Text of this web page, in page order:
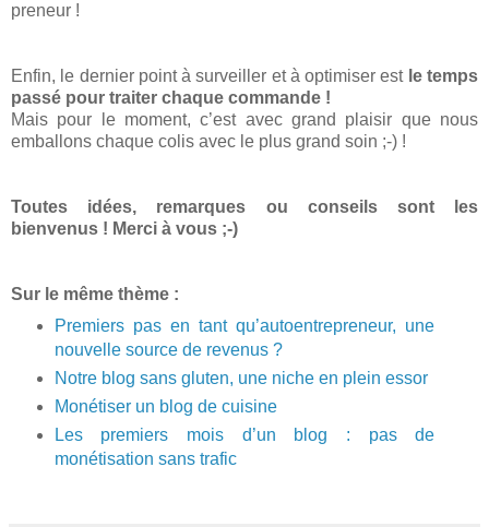
preneur !
Enfin, le dernier point à surveiller et à optimiser est le temps
passé pour traiter chaque commande !
Mais pour le moment, c’est avec grand plaisir que nous
emballons chaque colis avec le plus grand soin ;-) !
Toutes idées, remarques ou conseils sont les
bienvenus ! Merci à vous ;-)
Sur le même thème :
Premiers pas en tant qu’autoentrepreneur, une
nouvelle source de revenus ?
Notre blog sans gluten, une niche en plein essor
Monétiser un blog de cuisine
Les premiers mois d’un blog : pas de
monétisation sans trafic